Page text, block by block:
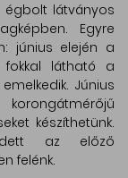
látványos
Egyre
június elején a
látható a
Június
készíthetünk.
az előző
felénk.